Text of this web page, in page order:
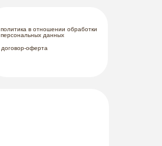
политика в отношении обработки
персональных данных
договор-оферта